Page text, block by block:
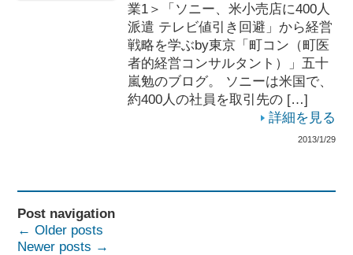
業1＞「ソニー、米小売店に400人
派遣 テレビ値引き回避」から経営
戦略を学ぶby東京「町コン（町医
者的経営コンサルタント）」五十
嵐勉のブログ。 ソニーは米国で、
約400人の社員を取引先の […]
詳細を見る
2013/1/29
Post navigation
← Older posts
Newer posts →